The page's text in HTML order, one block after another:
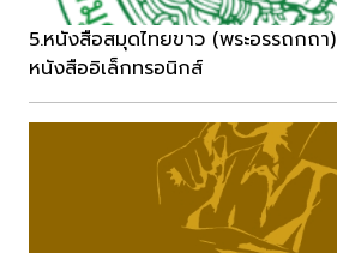
5.หนังสือสมุดไทยขาว (พระอรรถกถา)
หนังสืออิเล็กทรอนิกส์